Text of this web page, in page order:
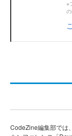
※
CodeZine編集部では